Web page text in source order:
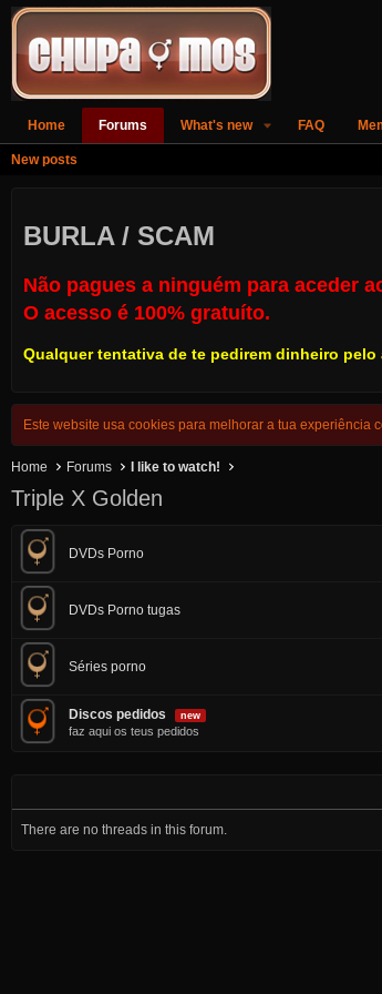
Home Forums What's new FAQ
New posts
BURLA / SCAM
Não pagues a ninguém para aceder
O acesso é 100% gratuíto.
Qualquer tentativa de te pedirem dinheiro pelo
Este website usa cookies para melhorar a tua experiência
Home Forums I like to watch!
Triple X Golden
DVDs Porno
DVDs Porno tugas
Séries porno
Discos pedidos
faz aqui os teus pedidos
There are no threads in this forum.